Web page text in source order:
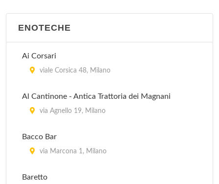
ENOTECHE
Ai Corsari
viale Corsica 48, Milano
Al Cantinone - Antica Trattoria dei Magnani
via Agnello 19, Milano
Bacco Bar
via Marcona 1, Milano
Baretto